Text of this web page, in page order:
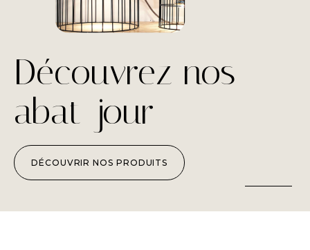
Découvrez nos
abat-jour
DÉCOUVRIR NOS PRODUITS